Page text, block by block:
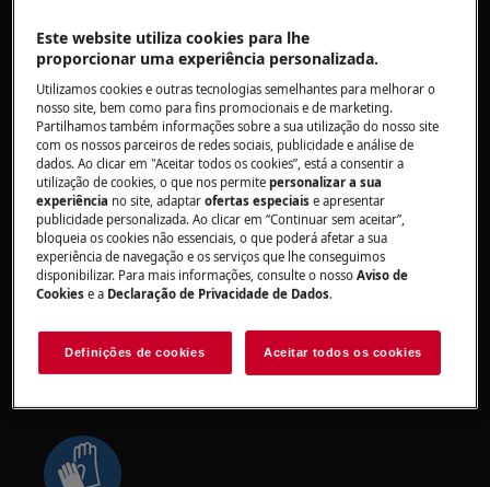
AVISO! RISCO DE LESÃO OCULAR
Use óculos de proteção se realizar trabalhos de
manutenção ou reparação que envolvam molas.
Este website utiliza cookies para lhe
proporcionar uma experiência personalizada.
Utilizamos cookies e outras tecnologias semelhantes para melhorar o
nosso site, bem como para fins promocionais e de marketing.
Partilhamos também informações sobre a sua utilização do nosso site
com os nossos parceiros de redes sociais, publicidade e análise de
dados. Ao clicar em "Aceitar todos os cookies”, está a consentir a
utilização de cookies, o que nos permitepersonalizar a sua
experiência no site, adaptarofertas especiaise apresentar
publicidade personalizada. Ao clicar em “Continuar sem aceitar”,
bloqueia os cookies não essenciais, o que poderá afetar a sua
experiência de navegação e os serviços que lhe conseguimos
disponibilizar. Para mais informações, consulte o nossoAviso de
Cookies e a Declaração de Privacidade de Dados.
Definições de cookies Aceitar todos os cookies